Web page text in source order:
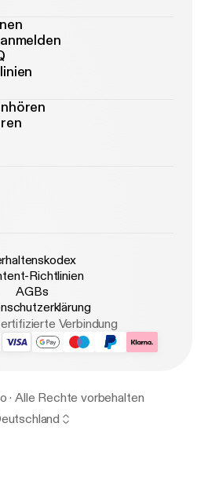
Richtlinien
AGBs
Verbindung
· Alle Rechte vorbehalten